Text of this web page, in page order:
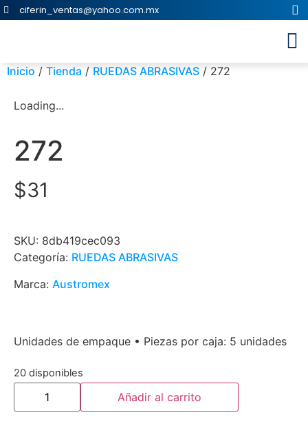
ciferin_ventas@yahoo.com.mx
Inicio / Tienda / RUEDAS ABRASIVAS / 272
Loading...
272
$31
SKU: 8db419cec093
Categoría: RUEDAS ABRASIVAS
Marca: Austromex
Unidades de empaque • Piezas por caja: 5 unidades
20 disponibles
Añadir al carrito